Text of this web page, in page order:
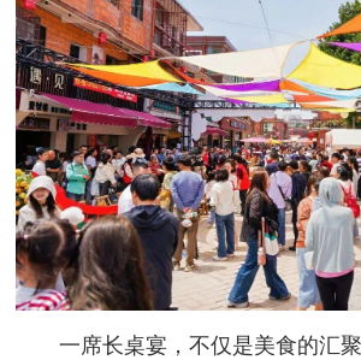
一席长桌宴，不仅是美食的汇